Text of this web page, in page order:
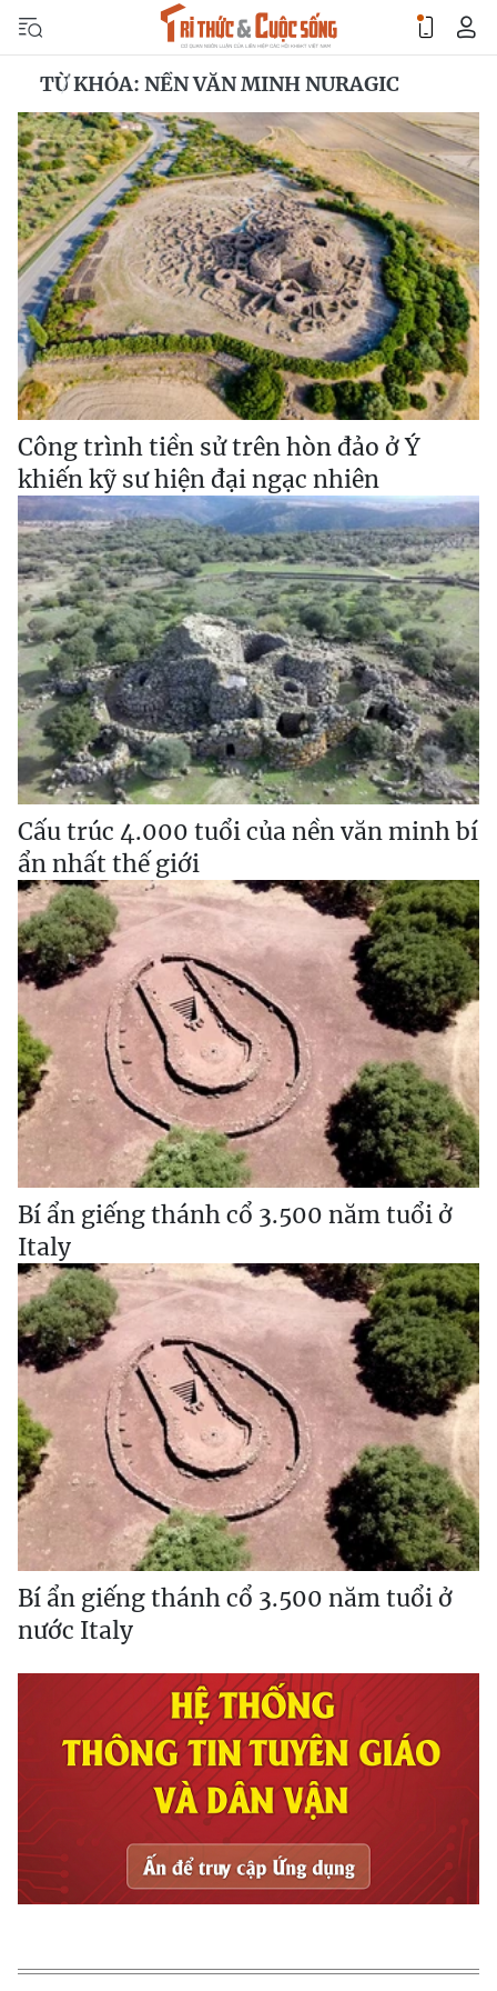
TỪ KHÓA: NỀN VĂN MINH NURAGIC
Công trình tiền sử trên hòn đảo ở Ý
khiến kỹ sư hiện đại ngạc nhiên
Cấu trúc 4.000 tuổi của nền văn minh bí
ẩn nhất thế giới
Bí ẩn giếng thánh cổ 3.500 năm tuổi ở
Italy
Bí ẩn giếng thánh cổ 3.500 năm tuổi ở
nước Italy